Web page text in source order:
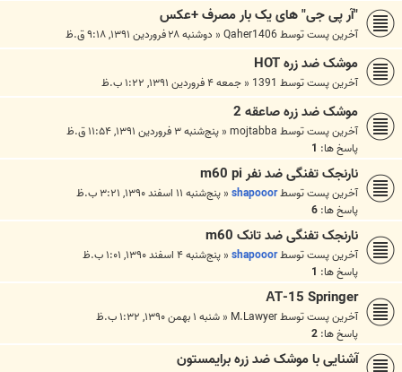
"آر پی جی" های یک بار مصرف +عکس
آخرین پست توسط Qaher1406
« دوشنبه ۲۸ فروردین ۱۳۹۱, ۹:۱۸ ق.ظ
موشک ضد زره HOT
آخرین پست توسط 1391
« جمعه ۴ فروردین ۱۳۹۱, ۱:۲۲ ب.ظ
موشک ضد زره صاعقه 2
آخرین پست توسط mojtabba
« پنج‌شنبه ۳ فروردین ۱۳۹۱, ۱۱:۵۴ ق.ظ
پاسخ ها: 1
نارنجک تفنگی ضد نفر m60 pi
آخرین پست توسطshapooor
« پنج‌شنبه ۱۱ اسفند ۱۳۹۰, ۳:۲۱ ب.ظ
پاسخ ها: 6
نارنجک تفنگی ضد تانک m60
آخرین پست توسطshapooor
« پنج‌شنبه ۴ اسفند ۱۳۹۰, ۱:۰۱ ب.ظ
پاسخ ها: 1
АТ-15 Springer
آخرین پست توسطM.Lawyer
« شنبه ۱ بهمن ۱۳۹۰, ۱:۳۲ ب.ظ
پاسخ ها: 2
آشنایی با موشک ضد زره برایمستون